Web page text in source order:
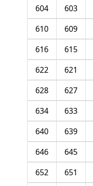
603
604
609
610
615
616
621
622
627
628
633
634
639
640
645
646
651
652